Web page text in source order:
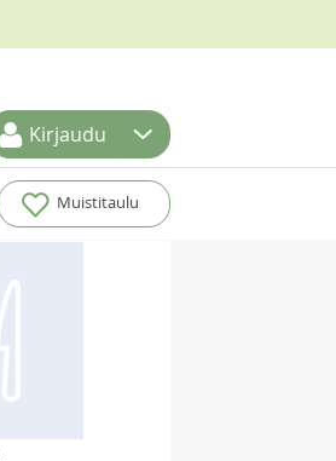
Kirjaudu
Muistitaulu